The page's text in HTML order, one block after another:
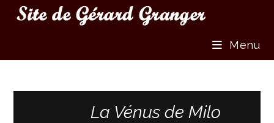
Menu
La Vénus de Milo